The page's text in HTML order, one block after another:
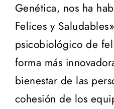
Genética, nos ha
Felices y
psicobiológico de
forma más
bienestar de las
cohesión de los